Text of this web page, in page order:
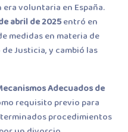
voluntaria en España.
abril de 2025entró en
medidas en materia de
Justicia, y cambió las
Adecuados de
requisito previo para
procedimientos